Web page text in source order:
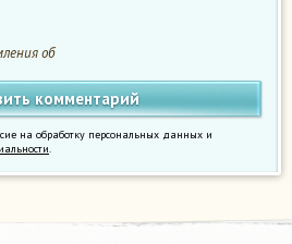
об
на обработку персональных данных и
.